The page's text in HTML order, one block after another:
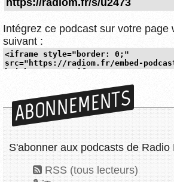
Intégrez ce podcast sur votre page
suivant :
ABONNEMENTS
S'abonner aux podcasts de Radio
RSS (tous lecteurs)